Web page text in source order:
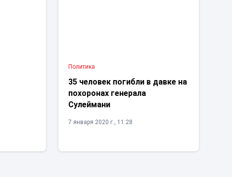
Политика
35 человек погибли в давке на
похоронах генерала
Сулеймани
7 января 2020 г., 11:28